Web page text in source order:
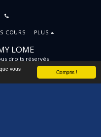
Compris !
vous
LOME
droits réservés
|Politique de
COURS PLUS